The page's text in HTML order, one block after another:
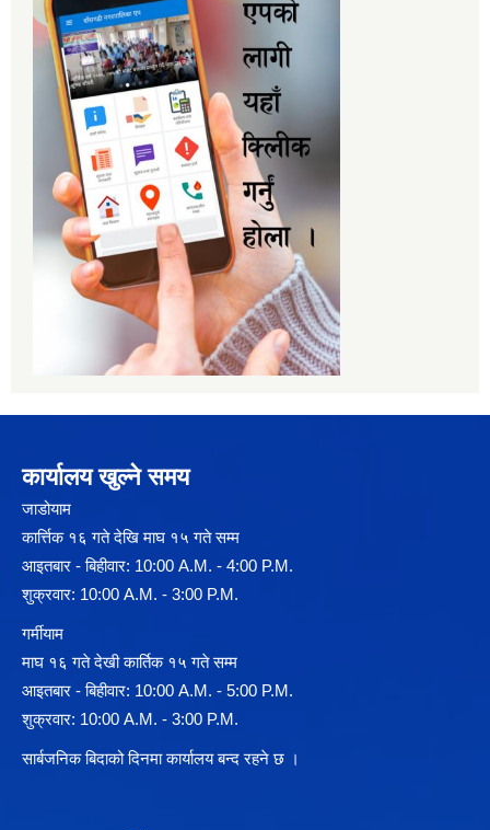
कार्यालय खुल्ने समय
जाडोयाम
कार्त्तिक १६ गते देखि माघ १५ गते सम्म
आइतबार - बिहीवार: 10:00 A.M. - 4:00 P.M.
शुक्रवार: 10:00 A.M. - 3:00 P.M.
गर्मीयाम
माघ १६ गते देखी कार्तिक १५ गते सम्म
आइतबार - बिहीवार: 10:00 A.M. - 5:00 P.M.
शुक्रवार: 10:00 A.M. - 3:00 P.M.
सार्बजनिक बिदाको दिनमा कार्यालय बन्द रहने छ ।